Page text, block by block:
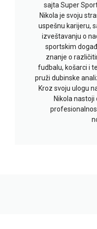
sajta Super
Nikola je svoju
uspešnu karijeru,
izveštavanju o
sportskim
znanje o
fudbalu, košarci i
pruži dubinske
Kroz svoju ulogu
Nikola nastoji